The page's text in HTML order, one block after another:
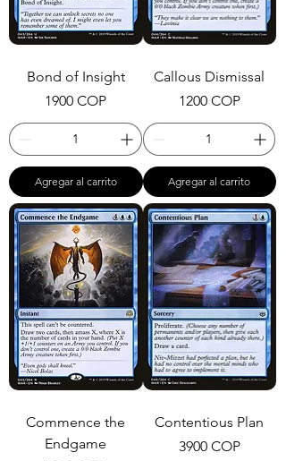
Bond of Insight
Precio
1900 COP
Agregar al carrito
Callous Dismissal
Precio
1200 COP
Agregar al carrito
Commence the
Endgame
Contentious Plan
Precio
3900 COP